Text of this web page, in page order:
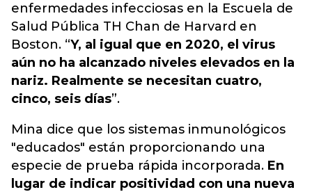
enfermedades infecciosas en la Escuela de
Salud Pública TH Chan de Harvard en
Boston. “Y, al igual que en 2020, el virus
aún no ha alcanzado niveles elevados en la
nariz. Realmente se necesitan cuatro,
cinco, seis días”.
Mina dice que los sistemas inmunológicos
"educados" están proporcionando una
especie de prueba rápida incorporada. En
lugar de indicar positividad con una nueva